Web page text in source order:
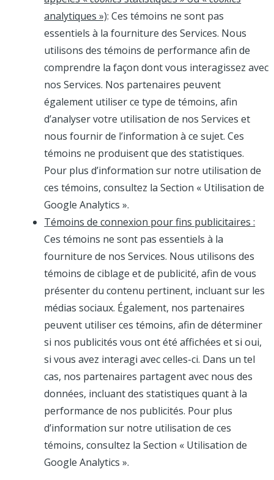
analytiques »): Ces témoins ne sont pas
essentiels à la fourniture des Services. Nous
utilisons des témoins de performance afin de
comprendre la façon dont vous interagissez avec
nos Services. Nos partenaires peuvent
également utiliser ce type de témoins, afin
d’analyser votre utilisation de nos Services et
nous fournir de l’information à ce sujet. Ces
témoins ne produisent que des statistiques.
Pour plus d’information sur notre utilisation de
ces témoins, consultez la Section « Utilisation de
Google Analytics ».
Témoins de connexion pour fins publicitaires :
Ces témoins ne sont pas essentiels à la
fourniture de nos Services. Nous utilisons des
témoins de ciblage et de publicité, afin de vous
présenter du contenu pertinent, incluant sur les
médias sociaux. Également, nos partenaires
peuvent utiliser ces témoins, afin de déterminer
si nos publicités vous ont été affichées et si oui,
si vous avez interagi avec celles-ci. Dans un tel
cas, nos partenaires partagent avec nous des
données, incluant des statistiques quant à la
performance de nos publicités. Pour plus
d’information sur notre utilisation de ces
témoins, consultez la Section « Utilisation de
Google Analytics ».